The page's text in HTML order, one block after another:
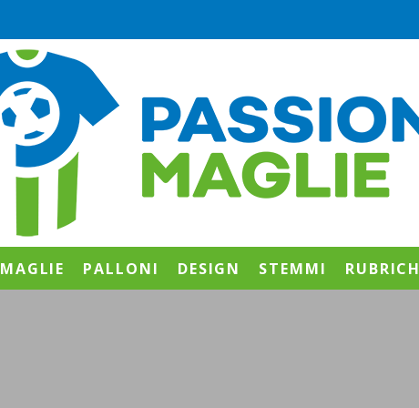
MAGLIE PALLONI DESIGN STEMMI